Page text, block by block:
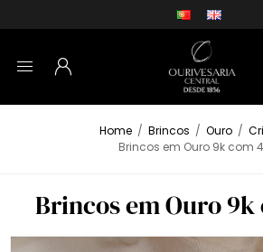
Home / Brincos / Ouro /
Brincos em Ouro 9k com
Brincos em Ouro